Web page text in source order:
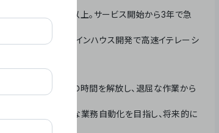
近成長率300%以上。サービス開始から3年で急
フォームで完結。インハウス開発で高速イテレーシ
ノロジーで人々の時間を解放し、退屈な作業から
」 – 世界的な業務自動化を目指し、将来的に